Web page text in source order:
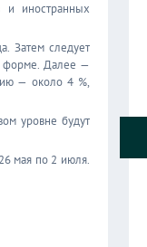
и иностранных
Затем следует
форме. Далее —
— около 4 %,
уровне будут
мая по 2 июля.